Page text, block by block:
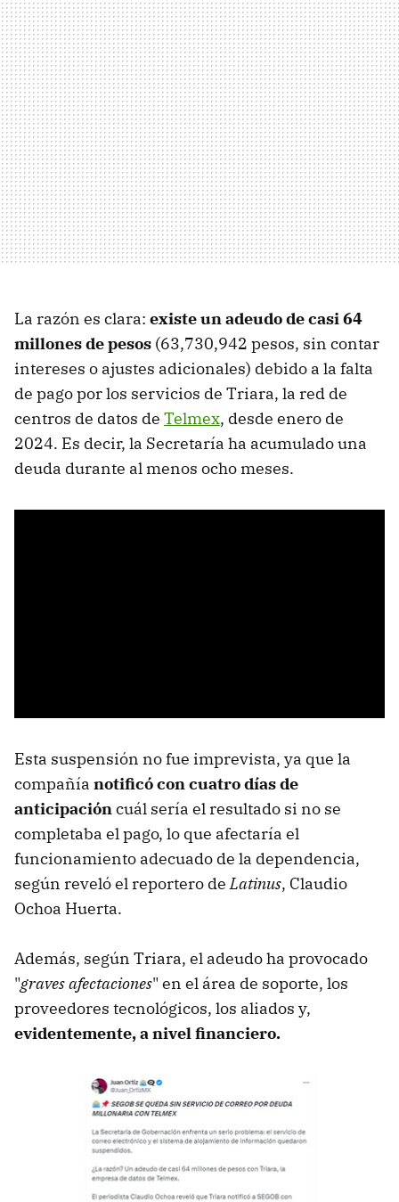
La razón es clara: existe un adeudo de casi 64
millones de pesos (63,730,942 pesos, sin contar
intereses o ajustes adicionales) debido a la falta
de pago por los servicios de Triara, la red de
centros de datos de Telmex, desde enero de
2024. Es decir, la Secretaría ha acumulado una
deuda durante al menos ocho meses.
Esta suspensión no fue imprevista, ya que la
compañía notificó con cuatro días de
anticipacióncuál sería el resultado si no se
completaba el pago, lo que afectaría el
funcionamiento adecuado de la dependencia,
según reveló el reportero deLatinus, Claudio
Ochoa Huerta.
Además, según Triara, el adeudo ha provocado
"graves afectaciones" en el área de soporte, los
proveedores tecnológicos, los aliados y,
evidentemente, a nivel financiero.